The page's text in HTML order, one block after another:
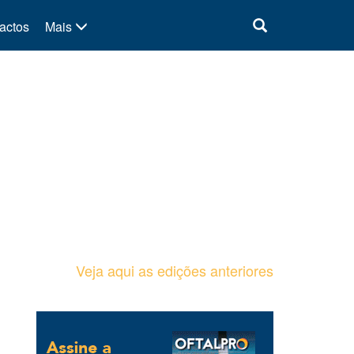
Mais
Veja aqui as edições anteriores